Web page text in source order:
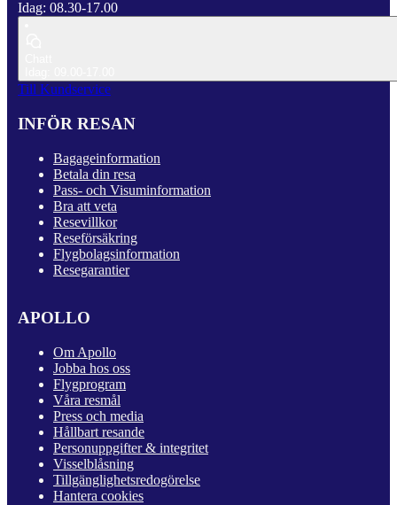
Idag: 08.30-17.00
Till Kundservice
INFÖR RESAN
Bagageinformation
Betala din resa
Pass- och Visuminformation
Bra att veta
Resevillkor
Reseförsäkring
Flygbolagsinformation
Resegarantier
APOLLO
Om Apollo
Jobba hos oss
Flygprogram
Våra resmål
Press och media
Hållbart resande
Personuppgifter & integritet
Visselblåsning
Tillgänglighetsredogörelse
Hantera cookies